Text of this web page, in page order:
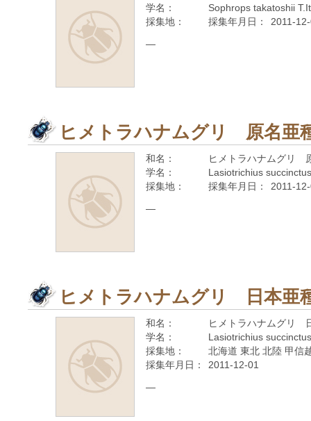
学名：
Sophrops takatoshii
採集地：
採集年月日： 2011-
—
ヒメトラハナムグリ 原名亜
和名：
ヒメトラハナムグリ
学名：
Lasiotrichius
採集地：
採集年月日： 2011-
—
ヒメトラハナムグリ 日本亜
和名：
ヒメトラハナムグリ
学名：
Lasiotrichius
採集地：
北海道 東北 北陸 甲信
採集年月日：
2011-12-01
—